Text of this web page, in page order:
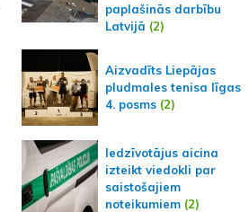
paplašinās darbību
Latvijā (2)
Aizvadīts Liepājas
pludmales tenisa līgas
4. posms (2)
Iedzīvotājus aicina
izteikt viedokli par
saistošajiem
noteikumiem (2)